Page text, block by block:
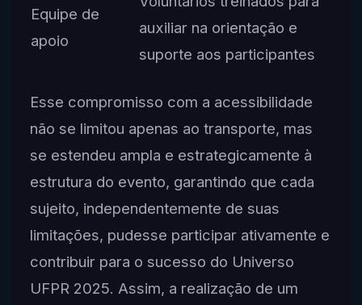
Equipe de
apoio
auxiliar na orientação e
suporte aos participantes
Esse compromisso com a acessibilidade
não se limitou apenas ao transporte, mas
se estendeu ampla e estrategicamente à
estrutura do evento, garantindo que cada
sujeito, independentemente de suas
limitações, pudesse participar ativamente e
contribuir para o sucesso do Universo
UFPR 2025. Assim, a realização de um